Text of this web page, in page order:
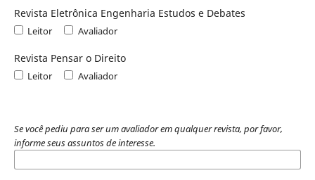
Revista Eletrônica Engenharia Estudos e Debates
Leitor Avaliador
Revista Pensar o Direito
Leitor Avaliador
Se você pediu para ser um avaliador em qualquer revista, por favor,
informe seus assuntos de interesse.